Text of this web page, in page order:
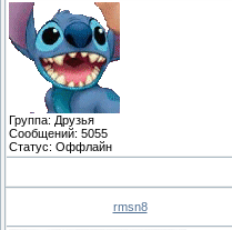
Группа: Друзья
Сообщений: 5055
Статус: Оффлайн
rmsn8